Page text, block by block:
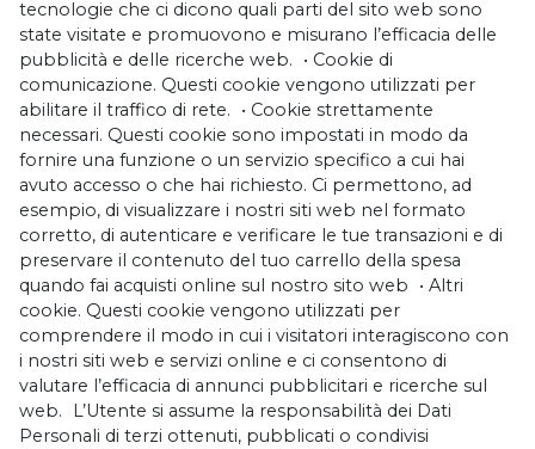
tecnologie che ci dicono quali parti del sito web sono
state visitate e promuovono e misurano l’efficacia delle
pubblicità e delle ricerche web. • Cookie di
comunicazione. Questi cookie vengono utilizzati per
abilitare il traffico di rete. • Cookie strettamente
necessari. Questi cookie sono impostati in modo da
fornire una funzione o un servizio specifico a cui hai
avuto accesso o che hai richiesto. Ci permettono, ad
esempio, di visualizzare i nostri siti web nel formato
corretto, di autenticare e verificare le tue transazioni e di
preservare il contenuto del tuo carrello della spesa
quando fai acquisti online sul nostro sito web • Altri
cookie. Questi cookie vengono utilizzati per
comprendere il modo in cui i visitatori interagiscono con
i nostri siti web e servizi online e ci consentono di
valutare l’efficacia di annunci pubblicitari e ricerche sul
web. L’Utente si assume la responsabilità dei Dati
Personali di terzi ottenuti, pubblicati o condivisi